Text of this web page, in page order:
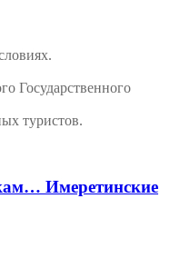
Государственного
туристов.
Имеретинские